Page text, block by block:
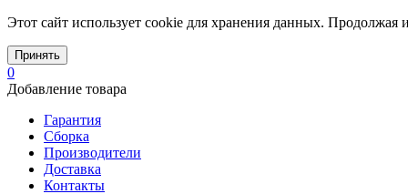
Этот сайт использует cookie для хранения данных. Продолжая
Принять
0
Добавление товара
Гарантия
Сборка
Производители
Доставка
Контакты